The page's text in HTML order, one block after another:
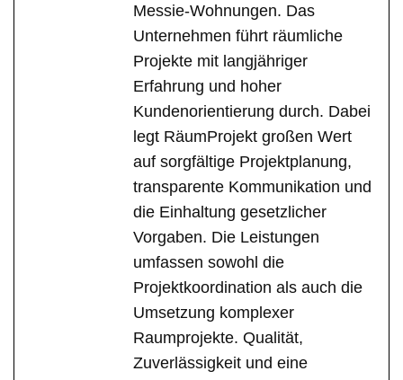
Messie-Wohnungen. Das
Unternehmen führt räumliche
Projekte mit langjähriger
Erfahrung und hoher
Kundenorientierung durch. Dabei
legt RäumProjekt großen Wert
auf sorgfältige Projektplanung,
transparente Kommunikation und
die Einhaltung gesetzlicher
Vorgaben. Die Leistungen
umfassen sowohl die
Projektkoordination als auch die
Umsetzung komplexer
Raumprojekte. Qualität,
Zuverlässigkeit und eine